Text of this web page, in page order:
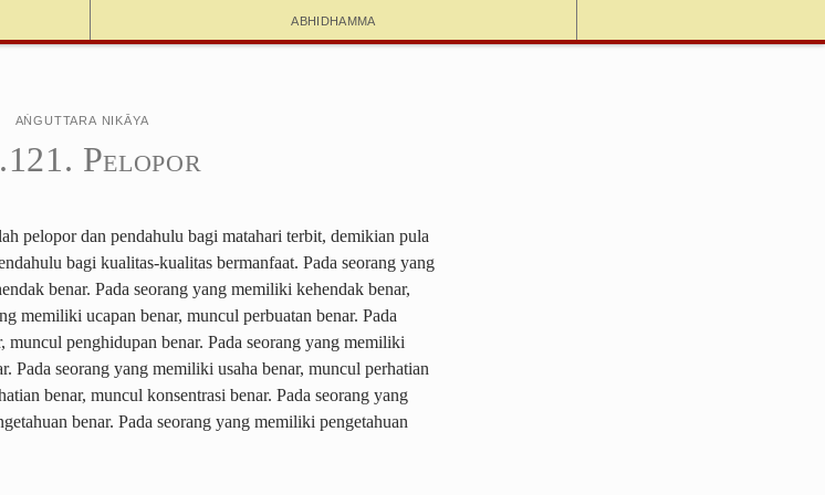
Abhidhamma
Aṅguttara Nikāya
Pelopor
pelopor dan pendahulu bagi matahari terbit, demikian pula
bagi kualitas-kualitas bermanfaat. Pada seorang yang
benar. Pada seorang yang memiliki kehendak benar,
memiliki ucapan benar, muncul perbuatan benar. Pada
muncul penghidupan benar. Pada seorang yang memiliki
Pada seorang yang memiliki usaha benar, muncul perhatian
benar, muncul konsentrasi benar. Pada seorang yang
benar. Pada seorang yang memiliki pengetahuan